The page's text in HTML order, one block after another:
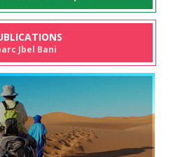
Jbel Bani